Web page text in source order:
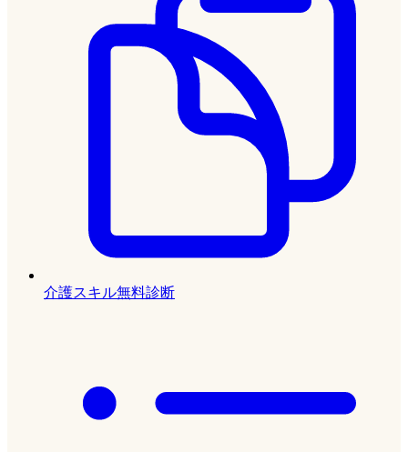
介護スキル無料診断